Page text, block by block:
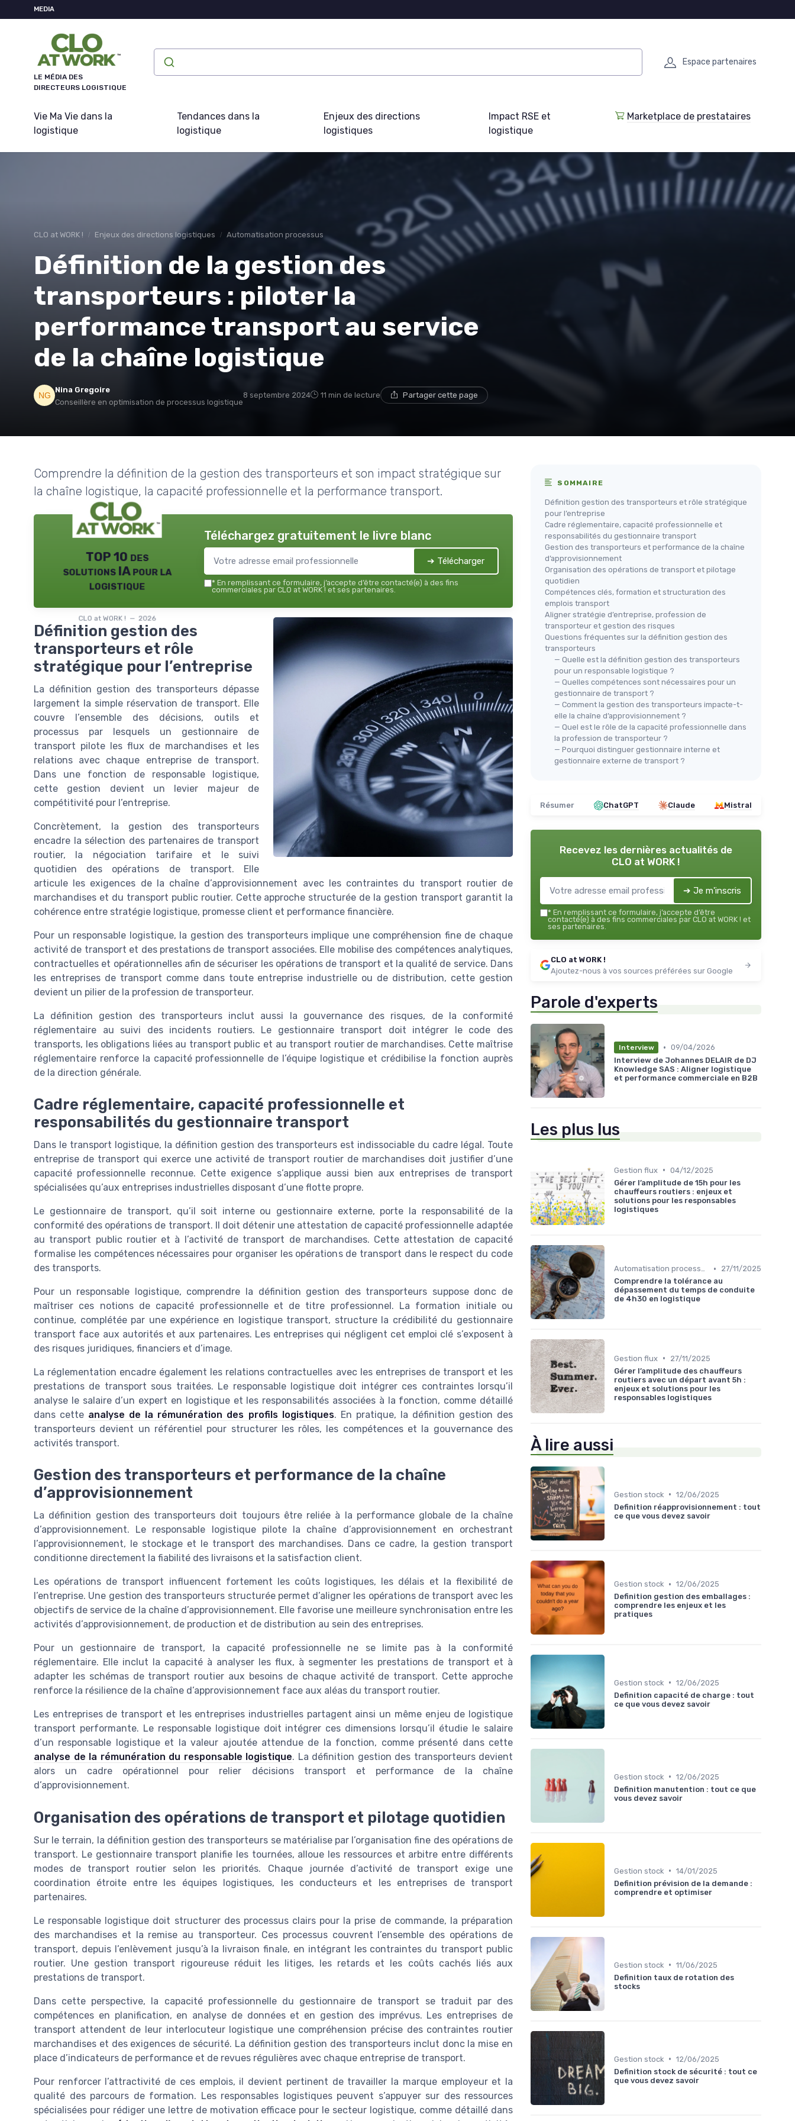
MEDIA
LE MÉDIA DES
DIRECTEURS LOGISTIQUE
Espace partenaires
Vie Ma Vie dans la
logistique
Tendances dans la
logistique
Enjeux des directions
logistiques
Impact RSE et
logistique
Marketplace de prestataires
CLO at WORK ! Enjeux des directions logistiques Automatisation processus
Définition de la gestion des
transporteurs : piloter la
performance transport au service
de la chaîne logistique
Nina Gregoire
Conseillère en optimisation de processus logistique
8 septembre 2024 11 min de lecture Partager cette page
Comprendre la définition de la gestion des transporteurs et son impact stratégique sur
la chaîne logistique, la capacité professionnelle et la performance transport.
TOP 10 des
solutions IA pour la
logistique
CLO at WORK ! — 2026
Téléchargez gratuitement le livre blanc
➔ Télécharger
* En remplissant ce formulaire, j’accepte d’être contacté(e) à des fins
commerciales par CLO at WORK ! et ses partenaires.
Définition gestion des
transporteurs et rôle
stratégique pour l’entreprise
La définition gestion des transporteurs dépasse
largement la simple réservation de transport. Elle
couvre l’ensemble des décisions, outils et
processus par lesquels un gestionnaire de
transport pilote les flux de marchandises et les
relations avec chaque entreprise de transport.
Dans une fonction de responsable logistique,
cette gestion devient un levier majeur de
compétitivité pour l’entreprise.
Concrètement, la gestion des transporteurs
encadre la sélection des partenaires de transport
routier, la négociation tarifaire et le suivi
quotidien des opérations de transport. Elle
articule les exigences de la chaîne d’approvisionnement avec les contraintes du transport routier de
marchandises et du transport public routier. Cette approche structurée de la gestion transport garantit la
cohérence entre stratégie logistique, promesse client et performance financière.
Pour un responsable logistique, la gestion des transporteurs implique une compréhension fine de chaque
activité de transport et des prestations de transport associées. Elle mobilise des compétences analytiques,
contractuelles et opérationnelles afin de sécuriser les opérations de transport et la qualité de service. Dans
les entreprises de transport comme dans toute entreprise industrielle ou de distribution, cette gestion
devient un pilier de la profession de transporteur.
La définition gestion des transporteurs inclut aussi la gouvernance des risques, de la conformité
réglementaire au suivi des incidents routiers. Le gestionnaire transport doit intégrer le code des
transports, les obligations liées au transport public et au transport routier de marchandises. Cette maîtrise
réglementaire renforce la capacité professionnelle de l’équipe logistique et crédibilise la fonction auprès
de la direction générale.
Cadre réglementaire, capacité professionnelle et
responsabilités du gestionnaire transport
Dans le transport logistique, la définition gestion des transporteurs est indissociable du cadre légal. Toute
entreprise de transport qui exerce une activité de transport routier de marchandises doit justifier d’une
capacité professionnelle reconnue. Cette exigence s’applique aussi bien aux entreprises de transport
spécialisées qu’aux entreprises industrielles disposant d’une flotte propre.
Le gestionnaire de transport, qu’il soit interne ou gestionnaire externe, porte la responsabilité de la
conformité des opérations de transport. Il doit détenir une attestation de capacité professionnelle adaptée
au transport public routier et à l’activité de transport de marchandises. Cette attestation de capacité
formalise les compétences nécessaires pour organiser les opérations de transport dans le respect du code
des transports.
Pour un responsable logistique, comprendre la définition gestion des transporteurs suppose donc de
maîtriser ces notions de capacité professionnelle et de titre professionnel. La formation initiale ou
continue, complétée par une expérience en logistique transport, structure la crédibilité du gestionnaire
transport face aux autorités et aux partenaires. Les entreprises qui négligent cet emploi clé s’exposent à
des risques juridiques, financiers et d’image.
La réglementation encadre également les relations contractuelles avec les entreprises de transport et les
prestations de transport sous traitées. Le responsable logistique doit intégrer ces contraintes lorsqu’il
analyse le salaire d’un expert en logistique et les responsabilités associées à la fonction, comme détaillé
dans cette analyse de la rémunération des profils logistiques. En pratique, la définition gestion des
transporteurs devient un référentiel pour structurer les rôles, les compétences et la gouvernance des
activités transport.
Gestion des transporteurs et performance de la chaîne
d’approvisionnement
La définition gestion des transporteurs doit toujours être reliée à la performance globale de la chaîne
d’approvisionnement. Le responsable logistique pilote la chaîne d’approvisionnement en orchestrant
l’approvisionnement, le stockage et le transport des marchandises. Dans ce cadre, la gestion transport
conditionne directement la fiabilité des livraisons et la satisfaction client.
Les opérations de transport influencent fortement les coûts logistiques, les délais et la flexibilité de
l’entreprise. Une gestion des transporteurs structurée permet d’aligner les opérations de transport avec les
objectifs de service de la chaîne d’approvisionnement. Elle favorise une meilleure synchronisation entre les
activités d’approvisionnement, de production et de distribution au sein des entreprises.
Pour un gestionnaire de transport, la capacité professionnelle ne se limite pas à la conformité
réglementaire. Elle inclut la capacité à analyser les flux, à segmenter les prestations de transport et à
adapter les schémas de transport routier aux besoins de chaque activité de transport. Cette approche
renforce la résilience de la chaîne d’approvisionnement face aux aléas du transport routier.
Les entreprises de transport et les entreprises industrielles partagent ainsi un même enjeu de logistique
transport performante. Le responsable logistique doit intégrer ces dimensions lorsqu’il étudie le salaire
d’un responsable logistique et la valeur ajoutée attendue de la fonction, comme présenté dans cette
analyse de la rémunération du responsable logistique. La définition gestion des transporteurs devient
alors un cadre opérationnel pour relier décisions transport et performance de la chaîne
d’approvisionnement.
Organisation des opérations de transport et pilotage quotidien
Sur le terrain, la définition gestion des transporteurs se matérialise par l’organisation fine des opérations de
transport. Le gestionnaire transport planifie les tournées, alloue les ressources et arbitre entre différents
modes de transport routier selon les priorités. Chaque journée d’activité de transport exige une
coordination étroite entre les équipes logistiques, les conducteurs et les entreprises de transport
partenaires.
Le responsable logistique doit structurer des processus clairs pour la prise de commande, la préparation
des marchandises et la remise au transporteur. Ces processus couvrent l’ensemble des opérations de
transport, depuis l’enlèvement jusqu’à la livraison finale, en intégrant les contraintes du transport public
routier. Une gestion transport rigoureuse réduit les litiges, les retards et les coûts cachés liés aux
prestations de transport.
Dans cette perspective, la capacité professionnelle du gestionnaire de transport se traduit par des
compétences en planification, en analyse de données et en gestion des imprévus. Les entreprises de
transport attendent de leur interlocuteur logistique une compréhension précise des contraintes routier
marchandises et des exigences de sécurité. La définition gestion des transporteurs inclut donc la mise en
place d’indicateurs de performance et de revues régulières avec chaque entreprise de transport.
Pour renforcer l’attractivité de ces emplois, il devient pertinent de travailler la marque employeur et la
qualité des parcours de formation. Les responsables logistiques peuvent s’appuyer sur des ressources
spécialisées pour rédiger une lettre de motivation efficace pour le secteur logistique, comme détaillé dans
SOMMAIRE
Définition gestion des transporteurs et rôle stratégique
pour l’entreprise
Cadre réglementaire, capacité professionnelle et
responsabilités du gestionnaire transport
Gestion des transporteurs et performance de la chaîne
d’approvisionnement
Organisation des opérations de transport et pilotage
quotidien
Compétences clés, formation et structuration des
emplois transport
Aligner stratégie d’entreprise, profession de
transporteur et gestion des risques
Questions fréquentes sur la définition gestion des
transporteurs
— Quelle est la définition gestion des transporteurs
pour un responsable logistique ?
— Quelles compétences sont nécessaires pour un
gestionnaire de transport ?
— Comment la gestion des transporteurs impacte-t-
elle la chaîne d’approvisionnement ?
— Quel est le rôle de la capacité professionnelle dans
la profession de transporteur ?
— Pourquoi distinguer gestionnaire interne et
gestionnaire externe de transport ?
Résumer ChatGPT Claude Mistral
Recevez les dernières actualités de
CLO at WORK !
➔ Je m'inscris
* En remplissant ce formulaire, j’accepte d’être
contacté(e) à des fins commerciales par CLO at WORK ! et
ses partenaires.
CLO at WORK !
Ajoutez-nous à vos sources préférées sur Google
Parole d'experts
Interview • 09/04/2026
Interview de Johannes DELAIR de DJ
Knowledge SAS : Aligner logistique
et performance commerciale en B2B
Les plus lus
Gestion flux • 04/12/2025
Gérer l’amplitude de 15h pour les
chauffeurs routiers : enjeux et
solutions pour les responsables
logistiques
Automatisation processus •
27/11/2025
Comprendre la tolérance au
dépassement du temps de conduite
de 4h30 en logistique
Gestion flux •
27/11/2025
Gérer l’amplitude des chauffeurs
routiers avec un départ avant 5h :
enjeux et solutions pour les
responsables logistiques
À lire aussi
Gestion stock • 12/06/2025
Definition réapprovisionnement : tout
ce que vous devez savoir
Gestion stock • 12/06/2025
Definition gestion des emballages :
comprendre les enjeux et les
pratiques
Gestion stock • 12/06/2025
Definition capacité de charge : tout
ce que vous devez savoir
Gestion stock • 12/06/2025
Definition manutention : tout ce que
vous devez savoir
Gestion stock • 14/01/2025
Definition prévision de la demande :
comprendre et optimiser
Gestion stock • 11/06/2025
Definition taux de rotation des
stocks
Gestion stock • 12/06/2025
Definition stock de sécurité : tout ce
que vous devez savoir
Panneau de gestion des cookies